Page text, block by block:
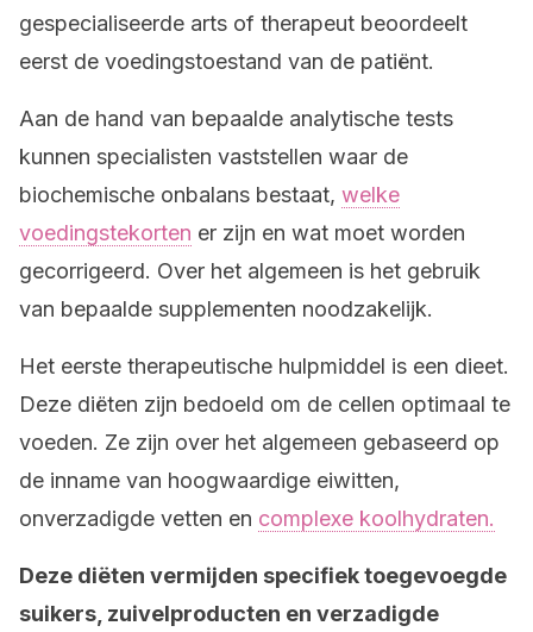
gespecialiseerde arts of therapeut beoordeelt
eerst de voedingstoestand van de patiënt.
Aan de hand van bepaalde analytische tests
kunnen specialisten vaststellen waar de
biochemische onbalans bestaat, welke
voedingstekorten er zijn en wat moet worden
gecorrigeerd. Over het algemeen is het gebruik
van bepaalde supplementen noodzakelijk.
Het eerste therapeutische hulpmiddel is een dieet.
Deze diëten zijn bedoeld om de cellen optimaal te
voeden. Ze zijn over het algemeen gebaseerd op
de inname van hoogwaardige eiwitten,
onverzadigde vetten en complexe koolhydraten.
Deze diëten vermijden specifiek toegevoegde
suikers, zuivelproducten en verzadigde